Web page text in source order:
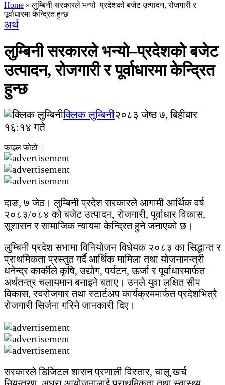
Home »लुम्बिनी सरकारले भन्यो–प्रदेशको बजेट उत्पादन, रोजगारी र
पूर्वाधारमा केन्द्रित हुन्छ
अर्थ
लुम्बिनी सरकारले भन्यो–प्रदेशको बजेट
उत्पादन, रोजगारी र पूर्वाधारमा केन्द्रित
हुन्छ
क्लिक लुम्बिनी२०८३ जेष्ठ ७, बिहीबार
१६:१४ गते
फाइल फोटो ।
दाङ, ७ जेठ। लुम्बिनी प्रदेश सरकारले आगामी आर्थिक वर्ष
२०८३/०८४ को बजेट उत्पादन, रोजगारी, पूर्वाधार विकास,
सुशासन र सामाजिक न्यायमा केन्द्रित हुने जनाएको छ।
लुम्बिनी प्रदेश सभामा विनियोजन विधेयक २०८३ का सिद्धान्त र
प्राथमिकता प्रस्तुत गर्दै आर्थिक मामिला तथा योजनामन्त्री
धनेन्द्र कार्कीले कृषि, उद्योग, पर्यटन, ऊर्जा र पूर्वाधारमार्फत
अर्थतन्त्र चलायमान बनाइने बताए। उनले युवा लक्षित सीप
विकास, स्वरोजगार तथा स्टार्टअप कार्यक्रममार्फत प्रदेशभित्रै
रोजगारी सिर्जना गरिने जानकारी दिए।
सरकारले डिजिटल शासन प्रणाली विस्तार, चालु खर्च